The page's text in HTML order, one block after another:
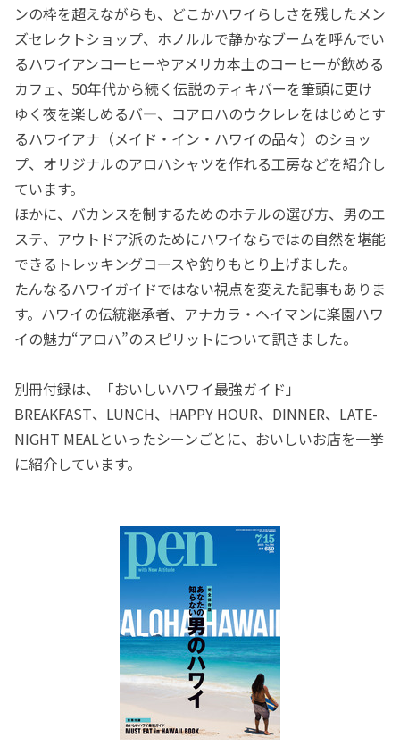
ンの枠を超えながらも、どこかハワイらしさを残したメン
ズセレクトショップ、ホノルルで静かなブームを呼んでい
るハワイアンコーヒーやアメリカ本土のコーヒーが飲める
カフェ、50年代から続く伝説のティキバーを筆頭に更け
ゆく夜を楽しめるバ―、コアロハのウクレレをはじめとす
るハワイアナ（メイド・イン・ハワイの品々）のショッ
プ、オリジナルのアロハシャツを作れる工房などを紹介し
ています。
ほかに、バカンスを制するためのホテルの選び方、男のエ
ステ、アウトドア派のためにハワイならではの自然を堪能
できるトレッキングコースや釣りもとり上げました。
たんなるハワイガイドではない視点を変えた記事もありま
す。ハワイの伝統継承者、アナカラ・ヘイマンに楽園ハワ
イの魅力“アロハ”のスピリットについて訊きました。
別冊付録は、「おいしいハワイ最強ガイド」
BREAKFAST、LUNCH、HAPPY HOUR、DINNER、LATE-
NIGHT MEALといったシーンごとに、おいしいお店を一挙
に紹介しています。